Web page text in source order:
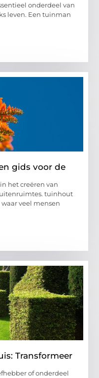
onderdeel van
leven. Een tuinman
gids voor de
het creëren van
tuinhout
veel mensen
Transformeer
of onderdeel